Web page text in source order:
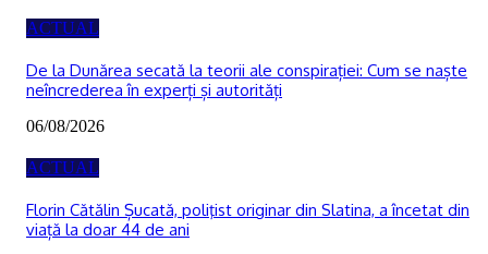
ACTUAL
De la Dunărea secată la teorii ale conspirației: Cum se naște
neîncrederea în experți și autorități
06/08/2026
ACTUAL
Florin Cătălin Șucată, poliţist originar din Slatina, a încetat din
viață la doar 44 de ani